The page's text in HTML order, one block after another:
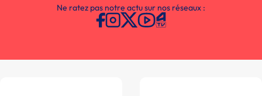
Ne ratez pas notre actu sur nos réseaux :